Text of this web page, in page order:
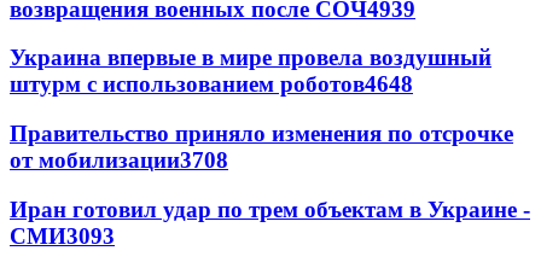
возвращения военных после СОЧ4939
Украина впервые в мире провела воздушный
штурм с использованием роботов4648
Правительство приняло изменения по отсрочке
от мобилизации3708
Иран готовил удар по трем объектам в Украине -
СМИ3093